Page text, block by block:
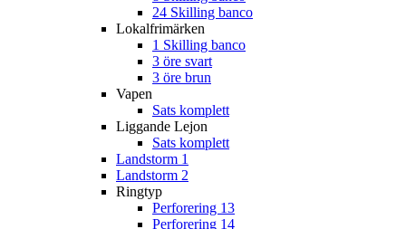
24 Skilling banco
Lokalfrimärken
1 Skilling banco
3 öre svart
3 öre brun
Vapen
Sats komplett
Liggande Lejon
Sats komplett
Landstorm 1
Landstorm 2
Ringtyp
Perforering 13
Perforering 14